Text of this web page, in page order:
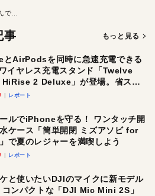
事 もっと見る
AirPodsを同時に急速充電できる
イヤレス充電スタンド「Twelve
2 Deluxe」が登場。省スペ
しゃれに充電したい人にオスス
レポート
ルでiPhoneを守る！ ワンタッチ開
ケース「簡単開閉 ミズアソビ for
で夏のレジャーを満喫しよう
レポート
と使いたいDJIのマイクに新モデル
コンパクトな「DJI Mic Mini 2S」